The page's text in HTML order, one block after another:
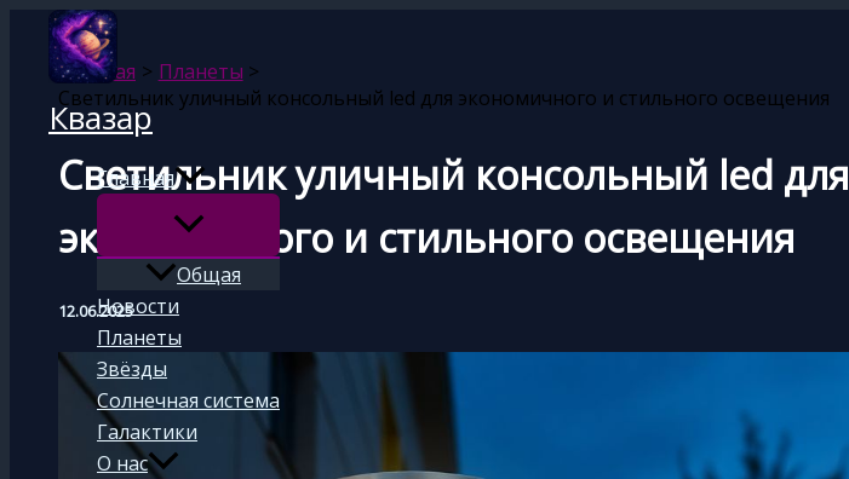
Перейти
содержимому
Квазар
Главная
Общая
Новости
Планеты
Звёзды
Солнечная система
Галактики
О нас
Главная
Планеты
Светильник уличный консольный led для экономичного и стильного освещения
Светильник уличный консольный led для
экономичного и стильного освещения
12.06.2025